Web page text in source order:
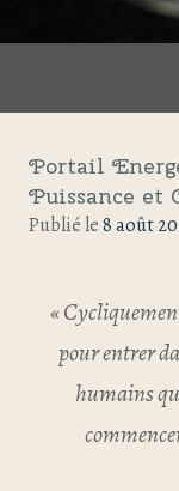
Portail
Puissance et
Publié le8 août
«
pour entrer
humains